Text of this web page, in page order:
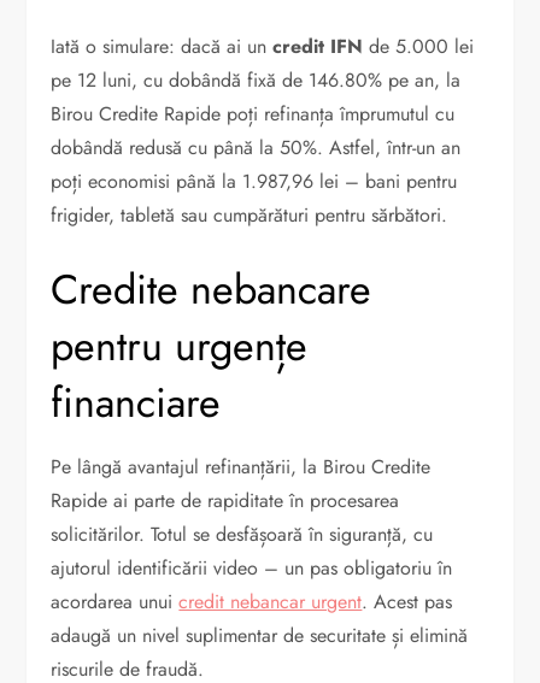
Iată o simulare: dacă ai uncredit IFN de 5.000 lei
pe 12 luni, cu dobândă fixă de 146.80% pe an, la
Birou Credite Rapide poți refinanța împrumutul cu
dobândă redusă cu până la 50%. Astfel, într-un an
poți economisi până la 1.987,96 lei – bani pentru
frigider, tabletă sau cumpărături pentru sărbători.
Credite nebancare
pentru urgențe
financiare
Pe lângă avantajul refinanțării, la Birou Credite
Rapide ai parte de rapiditate în procesarea
solicitărilor. Totul se desfășoară în siguranță, cu
ajutorul identificării video – un pas obligatoriu în
acordarea unuicredit nebancar urgent. Acest pas
adaugă un nivel suplimentar de securitate și elimină
riscurile de fraudă.